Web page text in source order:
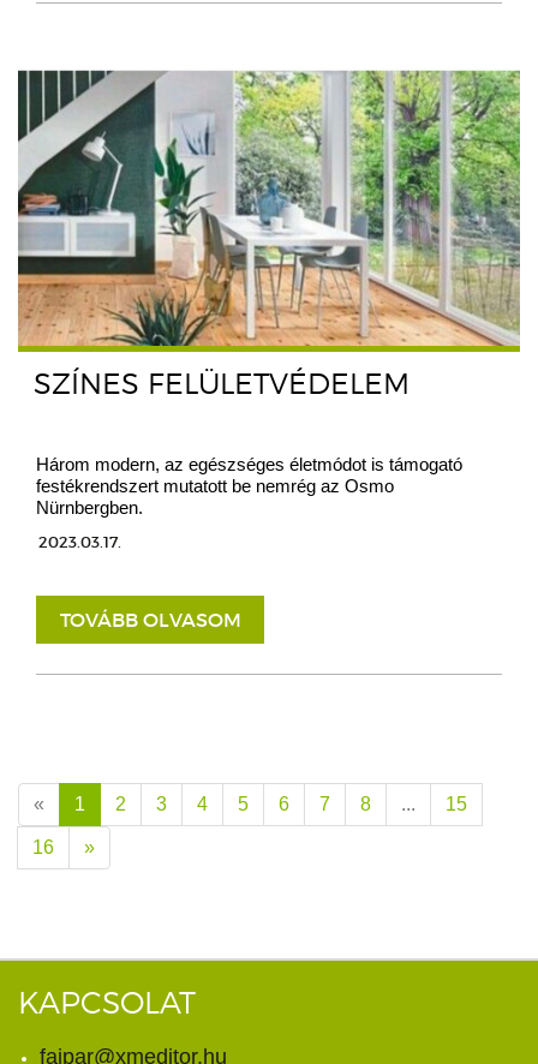
SZÍNES FELÜLETVÉDELEM
Három modern, az egészséges életmódot is támogató
festékrendszert mutatott be nemrég az Osmo
Nürnbergben.
2023.03.17.
TOVÁBB OLVASOM
« 1 2 3 4 5 6 7 8 ... 15
16 »
KAPCSOLAT
faipar@xmeditor.hu